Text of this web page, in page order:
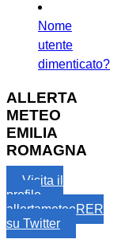
Nome
utente
dimenticato?
ALLERTA
METEO
EMILIA
ROMAGNA
Visita il
profilo
allertameteoRER
su Twitter